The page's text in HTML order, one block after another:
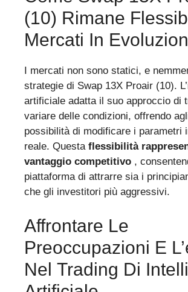
(10) Rimane
Mercati In
I mercati non sono statici, e
strategie di Swap 13X Proair (10).
artificiale adatta il suo approccio di
variare delle condizioni, offrendo
possibilità di modificare i parametri
reale. Questa flessibilità
vantaggio competitivo ,
piattaforma di attrarre sia i
che gli investitori più aggressivi.
Affrontare Le
Preoccupazioni E
Nel Trading Di